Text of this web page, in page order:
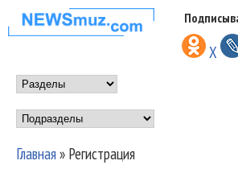
Перейти к основному
содержанию
НОВОСТИ
МУЗЫКИ И
ШОУ БИЗНЕСА
NEWSMUZ.COM
X
Main menu
Подразделы
Главная» Регистрация